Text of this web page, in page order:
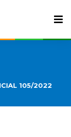
105/2022